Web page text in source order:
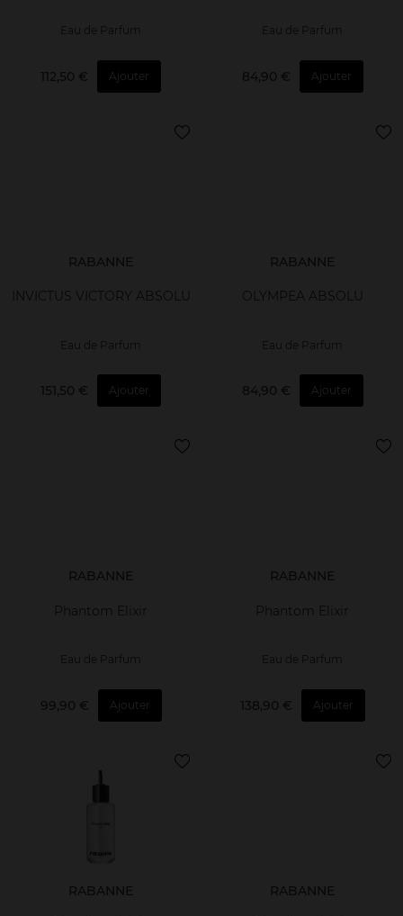
Eau de Parfum
112,50 € Ajouter
Eau de Parfum
84,90 € Ajouter
RABANNE
INVICTUS VICTORY ABSOLU
Eau de Parfum
151,50 € Ajouter
RABANNE
OLYMPEA ABSOLU
Eau de Parfum
84,90 € Ajouter
RABANNE
Phantom Elixir
Eau de Parfum
99,90 € Ajouter
RABANNE
Phantom Elixir
Eau de Parfum
138,90 € Ajouter
RABANNE RABANNE